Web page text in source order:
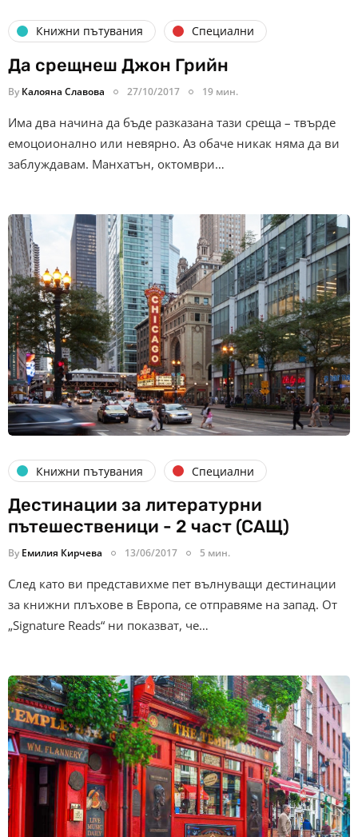
Книжни пътувания Специални
Да срещнеш Джон Грийн
By Калояна Славова 27/10/2017 19 мин.
Има два начина да бъде разказана тази среща – твърде
емоцоионално или невярно. Аз обаче никак няма да ви
заблуждавам. Манхатън, октомври…
Книжни пътувания Специални
Дестинации за литературни
пътешественици - 2 част (САЩ)
By Емилия Кирчева 13/06/2017 5 мин.
След като ви представихме пет вълнуващи дестинации
за книжни плъхове в Европа, се отправяме на запад. От
„Signature Reads“ ни показват, че…